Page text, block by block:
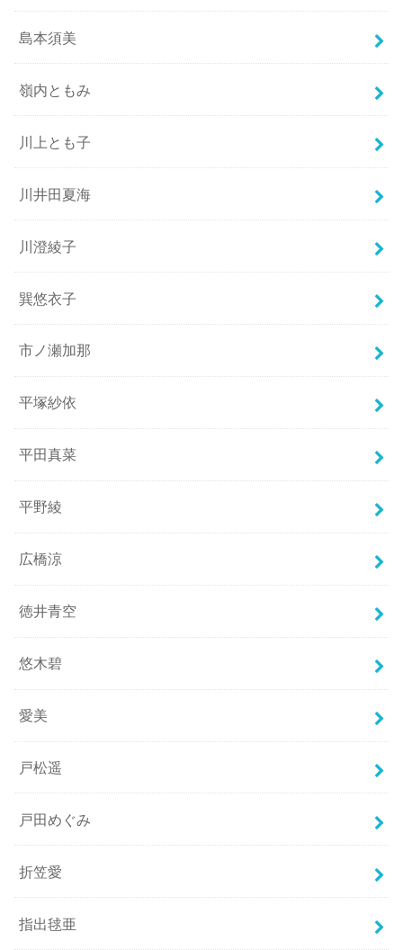
島本須美
嶺内ともみ
川上とも子
川井田夏海
川澄綾子
巽悠衣子
市ノ瀬加那
平塚紗依
平田真菜
平野綾
広橋涼
徳井青空
悠木碧
愛美
戸松遥
戸田めぐみ
折笠愛
指出毬亜